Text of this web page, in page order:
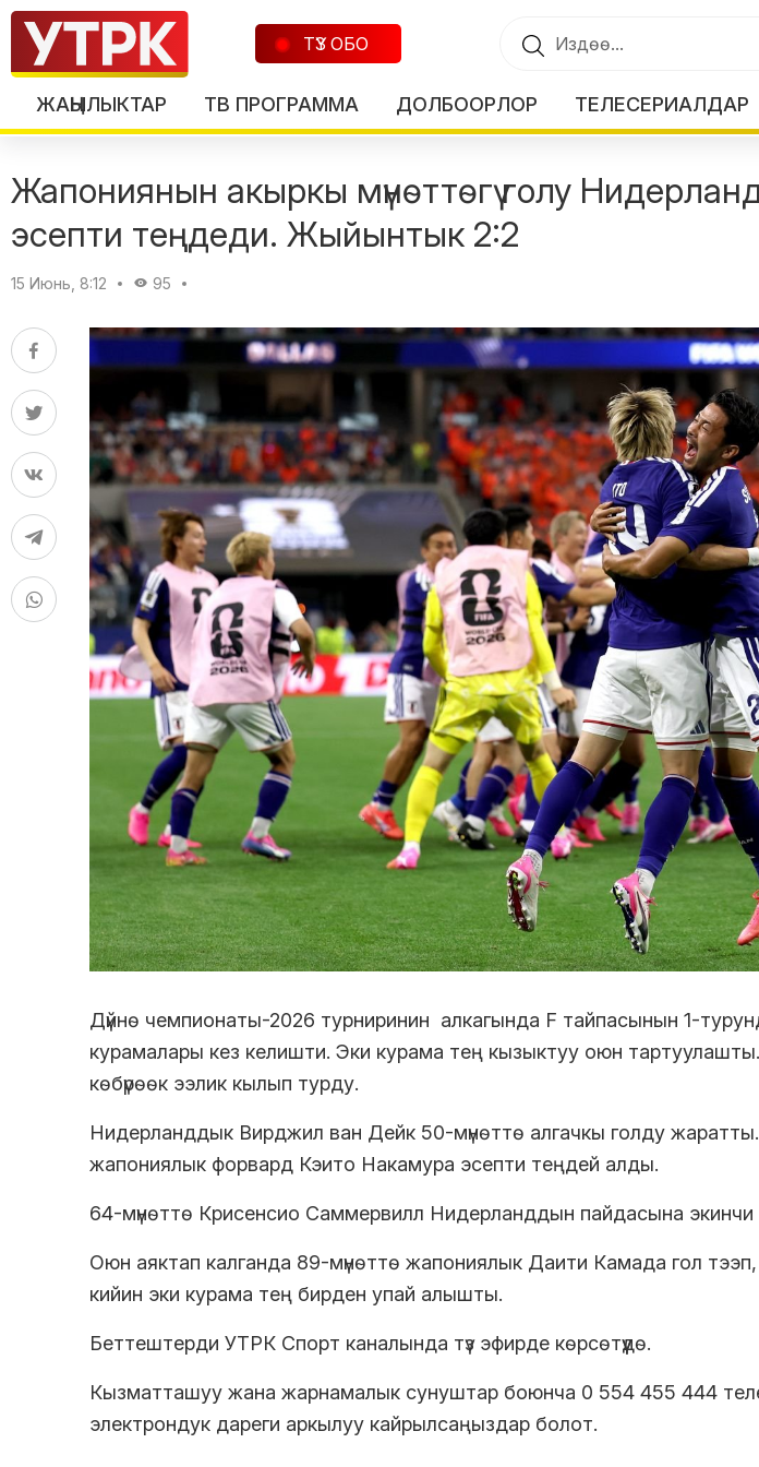
ТҮЗ ОБО
ЖАҢЫЛЫКТАР ТВ ПРОГРАММА ДОЛБООРЛОР ТЕЛЕСЕРИАЛДАР
Жапониянын акыркы мүнөттөгү голу
эсепти теңдеди. Жыйынтык 2:2
15 Июнь, 8:12 95
Дүйнө чемпионаты-2026 турниринин алкагында F тайпасынын 1-
курамалары кез келишти. Эки курама тең кызыктуу оюн
көбүрөөк ээлик кылып турду.
Нидерланддык Вирджил ван Дейк 50-мүнөттө алгачкы голду
жапониялык форвард Кэито Накамура эсепти теңдей алды.
64-мүнөттө Крисенсио Саммервилл Нидерланддын пайдасына экинчи
Оюн аяктап калганда 89-мүнөттө жапониялык Даити Камада гол
кийин эки курама тең бирден упай алышты.
Беттештерди УТРК Спорт каналында түз эфирде көрсөтүүдө.
Кызматташуу жана жарнамалык сунуштар боюнча 0 554 455 444
электрондук дареги аркылуу кайрылсаңыздар болот.